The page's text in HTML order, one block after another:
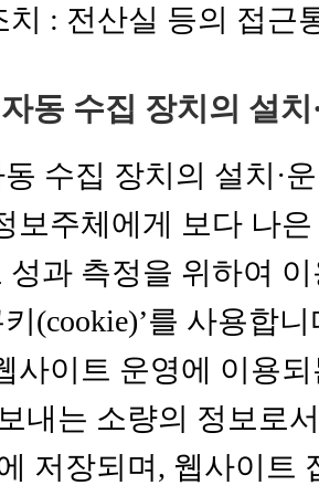
치 : 전산실 등의 접근
동 수집 장치의 설
수집 장치의 설치·
주체에게 보다 나
성과 측정을 위하여
(cookie)’를 사용합니
이트 운영에 이용
내는 소량의 정보로
저장되며, 웹사이트